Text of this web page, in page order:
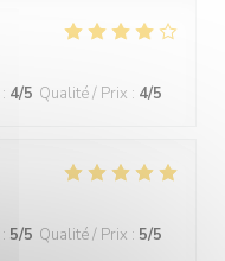
: 4/5 Qualité / Prix : 4/5
: 5/5 Qualité / Prix : 5/5